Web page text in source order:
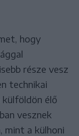
hogy
része vesz
technikai
élő
vesznek
mint a külhoni